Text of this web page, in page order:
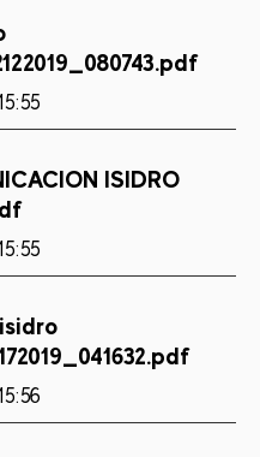
ISIDRO